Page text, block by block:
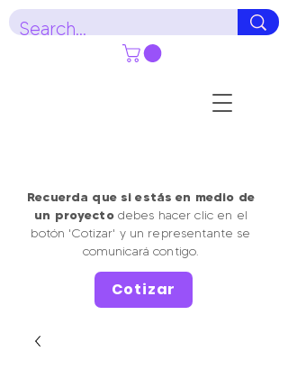
Recuerda que si estás en medio de
un proyectodebes hacer clic en el
botón 'Cotizar' y un representante se
comunicará contigo.
Cotizar